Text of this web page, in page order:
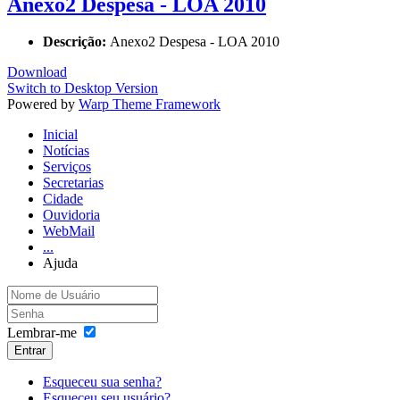
Descrição: Anexo2 Despesa - LOA 2010
Download
Switch to Desktop Version
Powered by Warp Theme Framework
Inicial
Notícias
Serviços
Secretarias
Cidade
Ouvidoria
WebMail
...
Ajuda
Lembrar-me
Entrar
Esqueceu sua senha?